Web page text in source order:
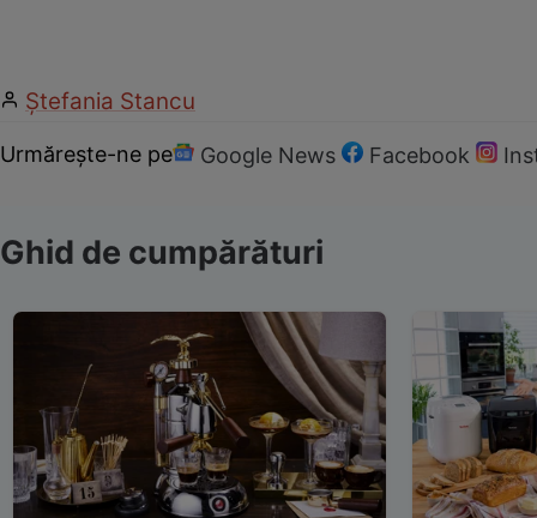
Ștefania Stancu
Urmărește-ne pe Google News Facebook
Ghid de cumpărături